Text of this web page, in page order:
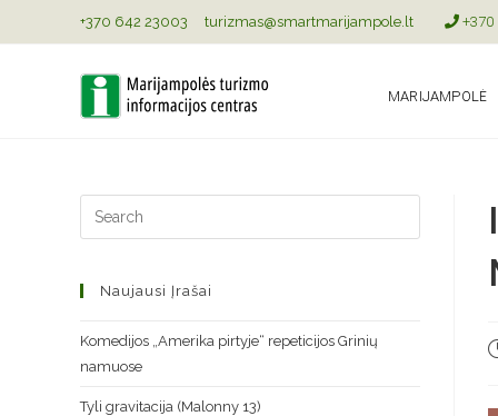
+370 642 23003 turizmas@smartmarijampole.lt +370
MARIJAMPOLĖ
Naujausi Įrašai
Komedijos „Amerika pirtyje“ repeticijos Grinių
namuose
Tyli gravitacija (Malonny 13)